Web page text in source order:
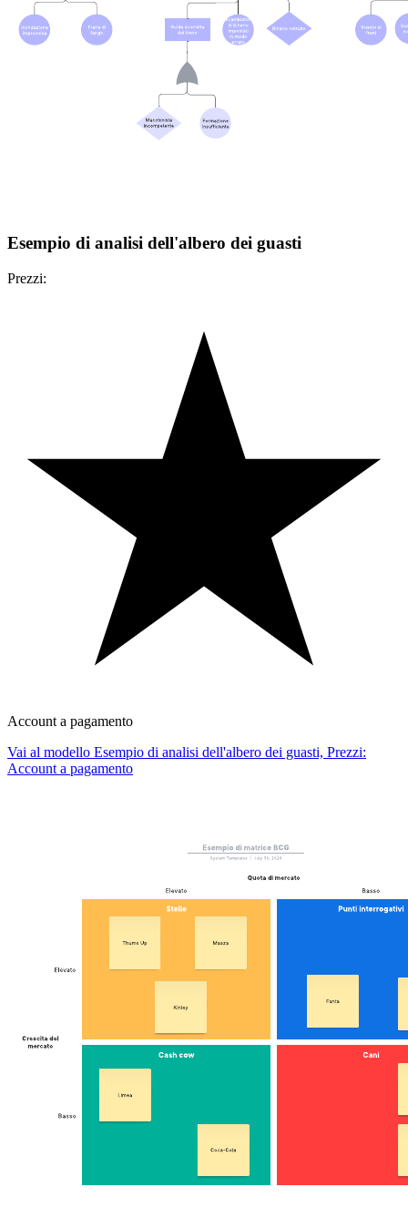
Esempio di analisi dell'albero dei guasti
Prezzi:
Account a pagamento
Vai al modello Esempio di analisi dell'albero dei guasti, Prezzi:
Account a pagamento